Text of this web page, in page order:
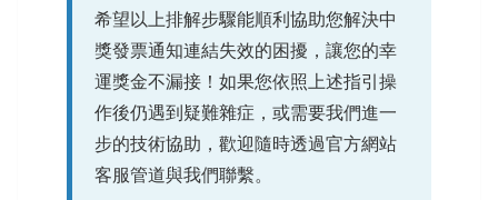
希望以上排解步驟能順利協助您解決中
獎發票通知連結失效的困擾，讓您的幸
運獎金不漏接！如果您依照上述指引操
作後仍遇到疑難雜症，或需要我們進一
步的技術協助，歡迎隨時透過官方網站
客服管道與我們聯繫。